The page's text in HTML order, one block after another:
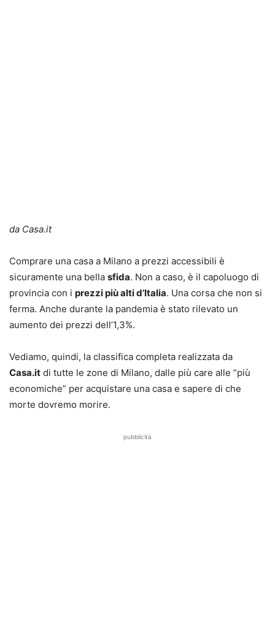
da Casa.it
Comprare una casa a Milano a prezzi accessibili è
sicuramente una bella sfida. Non a caso, è il capoluogo di
provincia con i prezzi più alti d’Italia. Una corsa che non si
ferma. Anche durante la pandemia è stato rilevato un
aumento dei prezzi dell’1,3%.
Vediamo, quindi, la classifica completa realizzata da
Casa.it di tutte le zone di Milano, dalle più care alle “più
economiche” per acquistare una casa e sapere di che
morte dovremo morire.
pubblicità